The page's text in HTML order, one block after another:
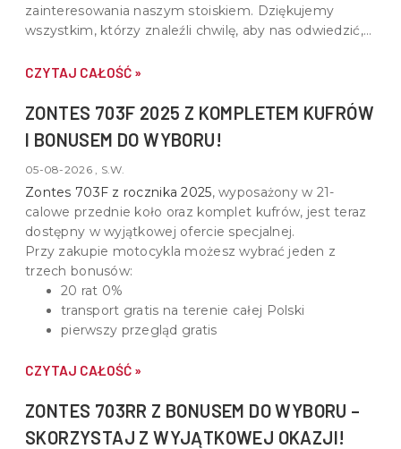
zainteresowania naszym stoiskiem. Dziękujemy
wszystkim, którzy znaleźli chwilę, aby nas odwiedzić,
do motoryzacji.
CZYTAJ CAŁOŚĆ »
ZONTES 703F 2025 Z KOMPLETEM KUFRÓW
I BONUSEM DO WYBORU!
05-08-2026 , S.W.
Zontes 703F z rocznika 2025, wyposażony w 21-
calowe przednie koło oraz komplet kufrów, jest teraz
dostępny w wyjątkowej ofercie specjalnej.
Przy zakupie motocykla możesz wybrać jeden z
trzech bonusów:
20 rat 0%
transport gratis na terenie całej Polski
pierwszy przegląd gratis
CZYTAJ CAŁOŚĆ »
ZONTES 703RR Z BONUSEM DO WYBORU –
SKORZYSTAJ Z WYJĄTKOWEJ OKAZJI!